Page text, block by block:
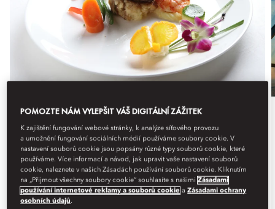
LAND AND SEA
Savour the perfect pairing of premium steak and fresh
seafood in an elegant sett...
Zobrazit více
POMOZTE NÁM VYLEPŠIT VÁŠ DIGITÁLNÍ ZÁŽITEK
K zajištění fungování webové stránky, k analýze síťového provozu
a umožnění fungování sociálních médií používáme soubory cookie. V
nastavení souborů cookie jsou popsány různé typy souborů cookie, které
používáme. Více informací a návod, jak upravit vaše nastavení souborů
cookie, naleznete v našich Zásadách používání souborů cookie. Kliknutím
na „Přijmout všechny soubory cookie“ souhlasíte s našimiZásadami
používání internetové reklamy a souborů cookie aZásadami ochrany
osobních údajů.